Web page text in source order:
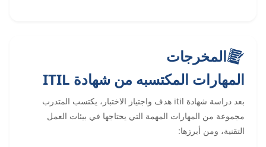
المخرجات
المهارات المكتسبه من شهادة ITIL
بعد دراسة شهادة itil هدف واجتياز الاختبار، يكتسب المتدرب
مجموعة من المهارات المهمة التي يحتاجها في بيئات العمل
التقنية، ومن أبرزها: